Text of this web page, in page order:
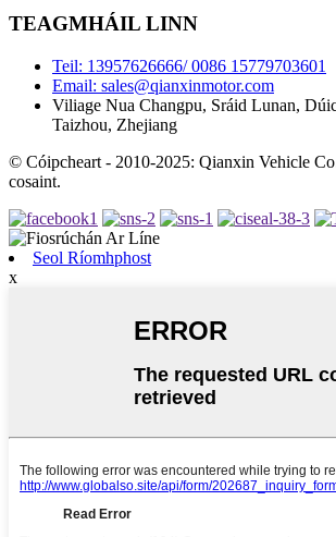
TEAGMHÁIL LINN
Teil: 13957626666/ 0086 15779703601
Email: sales@qianxinmotor.com
Viliage Nua Changpu, Sráid Lunan,
Taizhou, Zhejiang
© Cóipcheart - 2010-2025: Qianxin Vehicle
cosaint.
Seol Ríomhphost
x